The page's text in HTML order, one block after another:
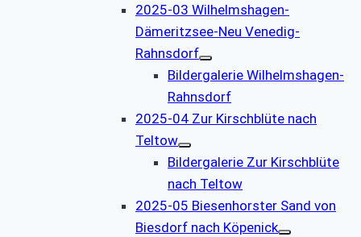
2025-03 Wilhelmshagen-
Dämeritzsee-Neu Venedig-
Rahnsdorf
Bildergalerie Wilhelmshagen-
Rahnsdorf
2025-04 Zur Kirschblüte nach
Teltow
Bildergalerie Zur Kirschblüte
nach Teltow
2025-05 Biesenhorster Sand von
Biesdorf nach Köpenick